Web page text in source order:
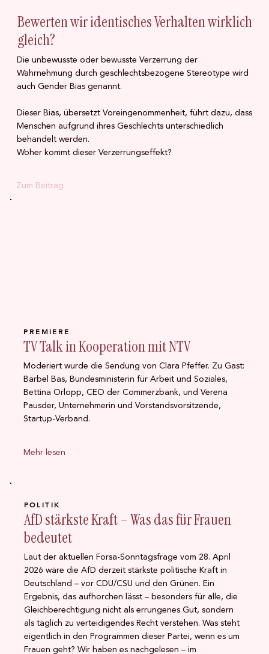
POLITIK
AfD stärkste Kraft – Was das für Frauen
bedeutet
Laut der aktuellen Forsa-Sonntagsfrage vom 28. April
2026 wäre die AfD derzeit stärkste politische Kraft in
Deutschland – vor CDU/CSU und den Grünen. Ein
Ergebnis, das aufhorchen lässt – besonders für alle, die
Gleichberechtigung nicht als errungenes Gut, sondern
als täglich zu verteidigendes Recht verstehen. Was steht
eigentlich in den Programmen dieser Partei, wenn es um
Frauen geht? Wir haben es nachgelesen – im
PREMIERE
TV Talk in Kooperation mit NTV
Moderiert wurde die Sendung von Clara Pfeffer. Zu Gast:
Bärbel Bas, Bundesministerin für Arbeit und Soziales,
Bettina Orlopp, CEO der Commerzbank, und Verena
Pausder, Unternehmerin und Vorstandsvorsitzende,
Startup-Verband.
Mehr lesen
Bewerten wir identisches Verhalten wirklich
gleich?
Die unbewusste oder bewusste Verzerrung der
Wahrnehmung durch geschlechtsbezogene Stereotype wird
auch Gender Bias genannt.
Dieser Bias, übersetzt Voreingenommenheit, führt dazu, dass
Menschen aufgrund ihres Geschlechts unterschiedlich
behandelt werden.
Woher kommt dieser Verzerrungseffekt?
Zum Beitrag